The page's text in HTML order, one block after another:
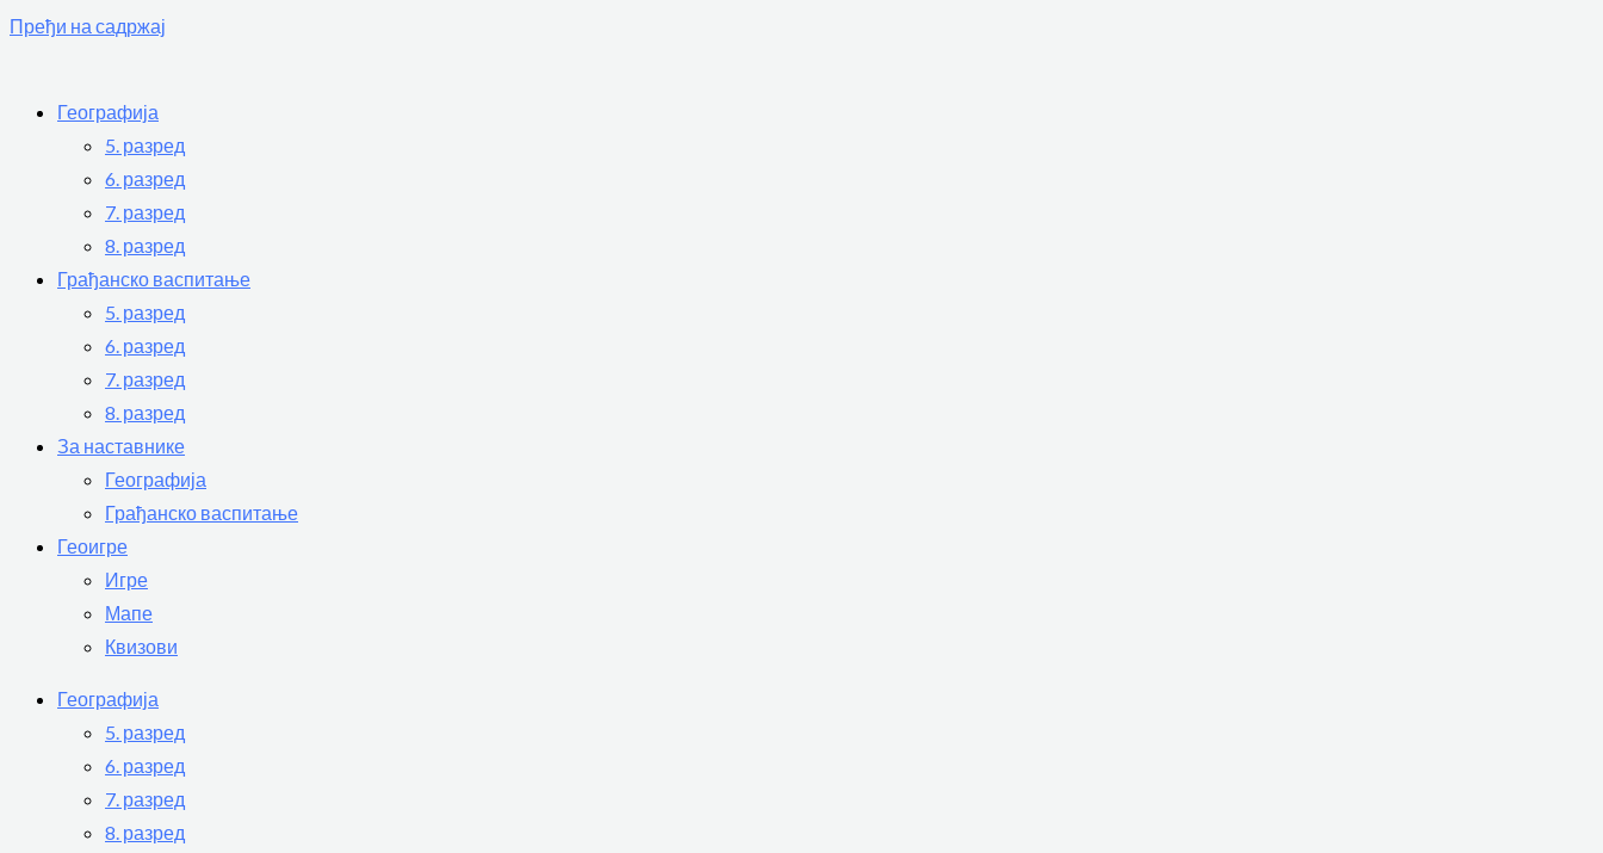
Пређи на садржај
Географија
5. разред
6. разред
7. разред
8. разред
Грађанско васпитање
5. разред
6. разред
7. разред
8. разред
За наставнике
Географија
Грађанско васпитање
Геоигре
Игре
Мапе
Квизови
Географија
5. разред
6. разред
7. разред
8. разред